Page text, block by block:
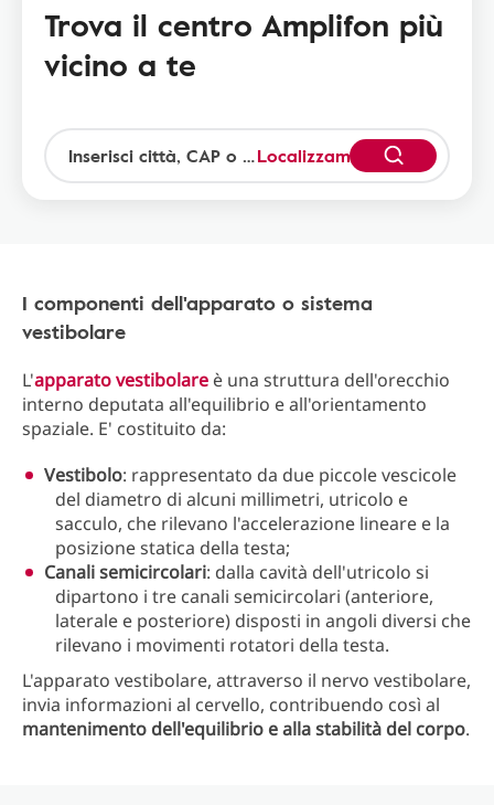
Trova il centro Amplifon più
vicino a te
Localizzami
I componenti dell'apparato o sistema
vestibolare
L'apparato vestibolare è una struttura dell'orecchio
interno deputata all'equilibrio e all'orientamento
spaziale. E' costituito da:
Vestibolo: rappresentato da due piccole vescicole
del diametro di alcuni millimetri, utricolo e
sacculo, che rilevano l'accelerazione lineare e la
posizione statica della testa;
Canali semicircolari: dalla cavità dell'utricolo si
dipartono i tre canali semicircolari (anteriore,
laterale e posteriore) disposti in angoli diversi che
rilevano i movimenti rotatori della testa.
L'apparato vestibolare, attraverso il nervo vestibolare,
invia informazioni al cervello, contribuendo così al
mantenimento dell'equilibrio e alla stabilità del corpo.